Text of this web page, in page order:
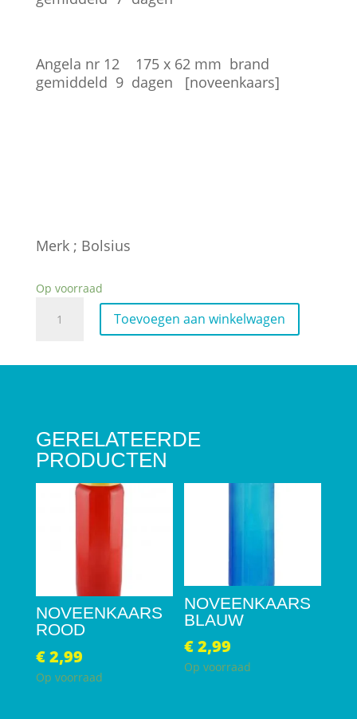
Angela nr 12 175 x 62 mm brand
gemiddeld 9 dagen [noveenkaars]
Merk ; Bolsius
Op voorraad
Noveenkaars
Toevoegen aan winkelwagen
GERELATEERDE
PRODUCTEN
NOVEENKAARS
ROOD
€2,99
Op voorraad
NOVEENKAARS
BLAUW
€2,99
Op voorraad